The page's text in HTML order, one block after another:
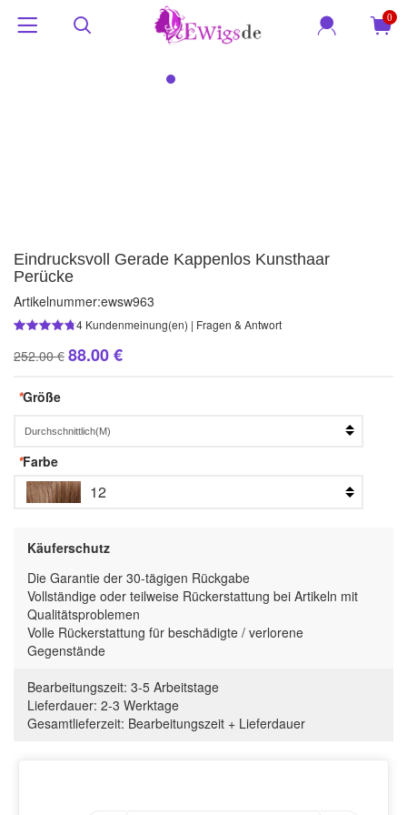
0
Eindrucksvoll Gerade Kappenlos Kunsthaar
Perücke
Artikelnummer:ewsw963
4 Kundenmeinung(en) | Fragen & Antwort
252.00 € 88.00 €
*Größe
*Farbe
12
Käuferschutz
Die Garantie der 30-tägigen Rückgabe
Vollständige oder teilweise Rückerstattung bei Artikeln mit
Qualitätsproblemen
Volle Rückerstattung für beschädigte / verlorene
Gegenstände
Bearbeitungszeit: 3-5 Arbeitstage
Lieferdauer: 2-3 Werktage
Gesamtlieferzeit: Bearbeitungszeit + Lieferdauer